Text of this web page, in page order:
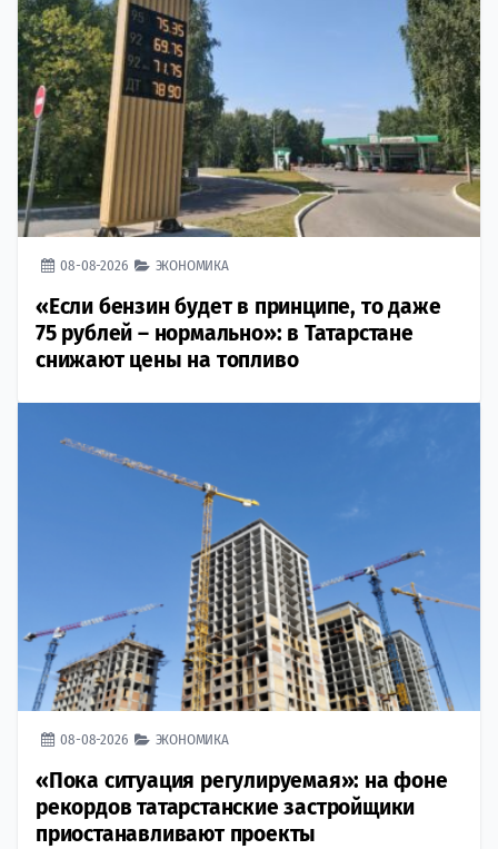
08-08-2026 ЭКОНОМИКА
«Если бензин будет в принципе, то даже
75 рублей – нормально»: в Татарстане
снижают цены на топливо
08-08-2026 ЭКОНОМИКА
«Пока ситуация регулируемая»: на фоне
рекордов татарстанские застройщики
приостанавливают проекты